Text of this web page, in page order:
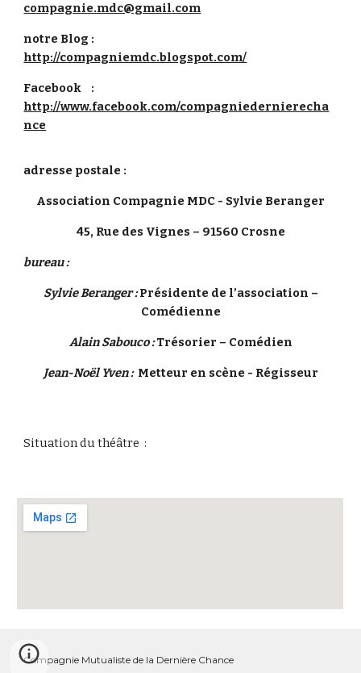
compagnie.mdc@gmail.com
notre Blog :
http://compagniemdc.blogspot.com/
Facebook :
http://www.facebook.com/compagniedernierecha
nce
adresse postale :
Association Compagnie MDC - Sylvie Beranger
45, Rue des Vignes – 91560 Crosne
bureau :
Sylvie Beranger :Présidente de l’association –
Comédienne
Alain Sabouco :Trésorier – Comédien
Jean-Noël Yven : Metteur en scène - Régisseur
Situation du théâtre :
Compagnie Mutualiste de la Dernière Chance